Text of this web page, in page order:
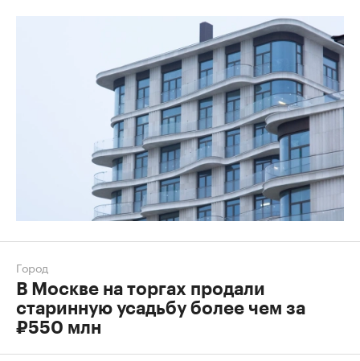
Город
В Москве на торгах продали
старинную усадьбу более чем за
₽550 млн